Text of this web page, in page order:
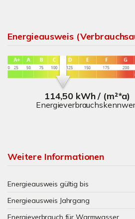
Energieausweis
114,50 kWh / (m²*a)
Weitere Informationen
Energieausweis gültig bis
Energieausweis Jahrgang
Energieverbrauch für Warmwasser